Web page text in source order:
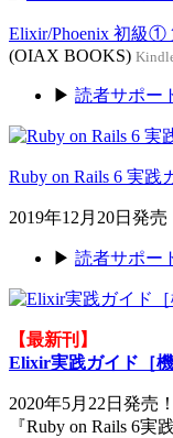
Elixir/Phoenix 初級①
(OIAX BOOKS)
▶ 読者サポー
Ruby on Rails 6 実践
2019年12月20日発売
▶ 読者サポー
【最新刊】
Elixir実践ガイド［
2020年5月22日発売！
『Ruby on Rails 6実